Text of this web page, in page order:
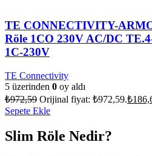
TE CONNECTIVITY-
Röle 1CO 230V AC/DC
1C-230V
TE Connectivity
5 üzerinden 0 oy aldı
₺972,59 Orijinal fiyat: ₺972,59.₺
Sepete Ekle
Slim Röle Nedir?